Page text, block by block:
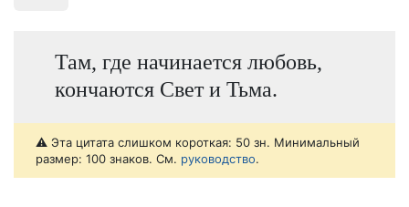
Там, где начинается любовь,
кончаются Свет и Тьма.
⚠️ Эта цитата слишком короткая: 50 зн. Минимальный
размер: 100 знаков. См. руководство.